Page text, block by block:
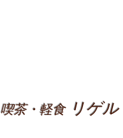
喫茶・軽食リゲル